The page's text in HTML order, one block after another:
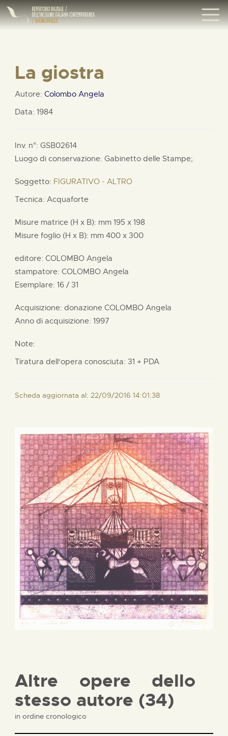
La giostra
Autore: Colombo Angela
Data: 1984
Inv. n°: GSB02614
Luogo di conservazione: Gabinetto delle Stampe;
Soggetto: FIGURATIVO - ALTRO
Tecnica: Acquaforte
Misure matrice (H x B): mm 195 x 198
Misure foglio (H x B): mm 400 x 300
editore: COLOMBO Angela
stampatore: COLOMBO Angela
Esemplare: 16 / 31
Acquisizione: donazione COLOMBO Angela
Anno di acquisizione: 1997
Note:
Tiratura dell'opera conosciuta: 31 + PDA
Scheda aggiornata al: 22/09/2016 14:01:38
Altre opere dello
stesso autore (34)
in ordine cronologico